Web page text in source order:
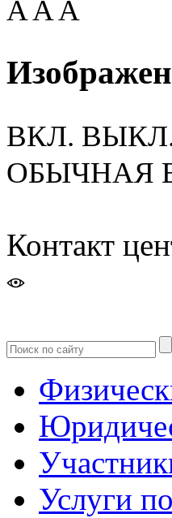
AAA
ВКЛ.
ОБЫЧНАЯ
Контакт
Услуги